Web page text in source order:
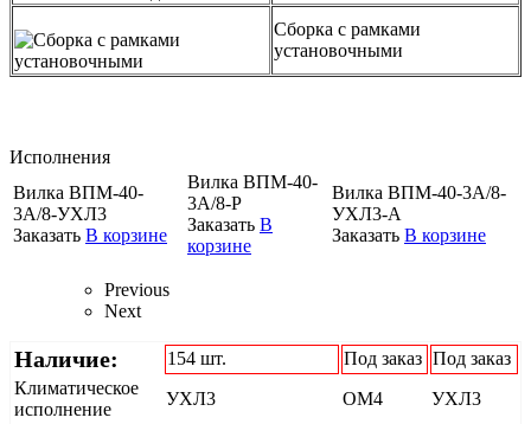
Сборка с рамками
установочными
Исполнения
Вилка ВПМ-40-
3А/8-УХЛ3
Заказать В корзине
Вилка ВПМ-40-
3А/8-Р
Заказать В
корзине
Вилка ВПМ-40-3А/8-
УХЛ3-А
Заказать В корзине
Previous
Next
Наличие: 154 шт. Под заказ Под заказ
Климатическое
исполнение
УХЛ3 ОМ4
УХЛ3